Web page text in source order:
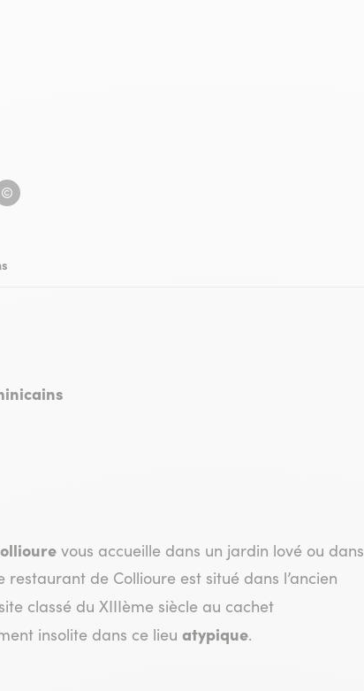
de collioure
vous accueille dans un jardin lové ou dans
de Collioure est situé dans l’ancien
classé du XIIIème siècle au cachet
insolite dans ce lieu atypique.